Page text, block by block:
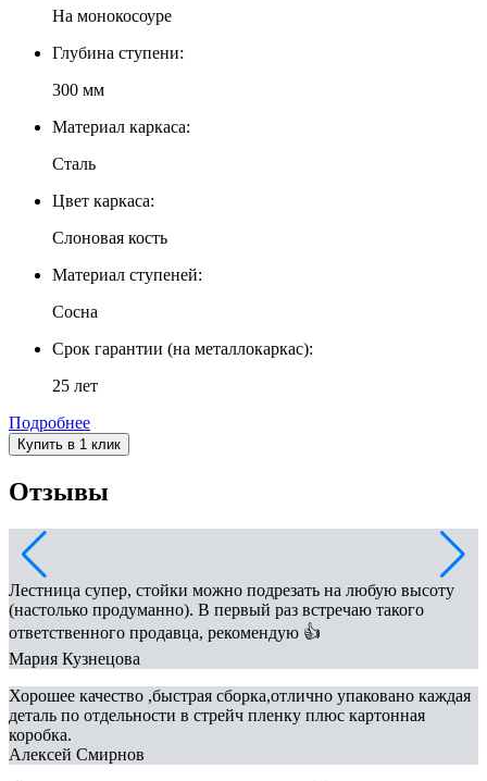
На монокосоуре
Глубина ступени:
300 мм
Материал каркаса:
Сталь
Цвет каркаса:
Слоновая кость
Материал ступеней:
Сосна
Срок гарантии (на металлокаркас):
25 лет
Подробнее
Купить в 1 клик
Отзывы
Лестница супер, стойки можно подрезать на любую высоту
(настолько продуманно). В первый раз встречаю такого
ответственного продавца, рекомендую 👍
Мария Кузнецова
Хорошее качество ,быстрая сборка,отлично упаковано каждая
деталь по отдельности в стрейч пленку плюс картонная
коробка.
Алексей Смирнов